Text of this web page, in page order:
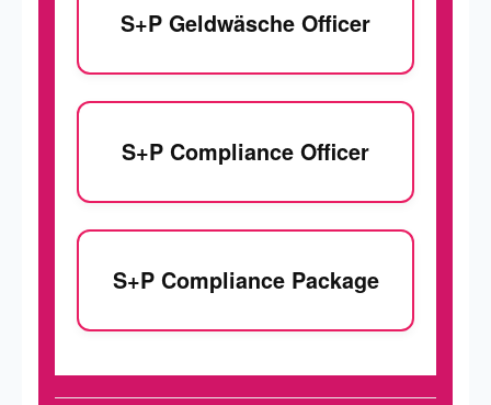
S+P Geldwäsche Officer
S+P Compliance Officer
S+P Compliance Package